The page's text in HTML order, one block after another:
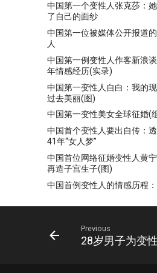
中国第一个变性人张克莎：
了自己的面纱
中国第一位被媒体公开报道
人
中国第一例变性人作客新浪
年情感经历(实录)
中国第一变性人自白：我的
过去美丽(图)
中国第一变性美女全球征婚(
中国首个变性人要出自传：
41年“女人梦”
中国首位网络征婚变性人黄
再造子宫生子(图)
中国首例变性人的情感历程
丹麦修改疾病指南“想变性”
Previous
28岁男子为变